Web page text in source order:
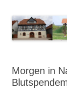
Morgen in